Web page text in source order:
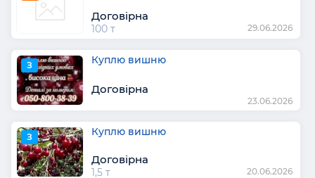
Договірна
100 т 29.06.2026
З Куплю вишню
Договірна
23.06.2026
З Куплю вишню
Договірна
1,5 т 20.06.2026